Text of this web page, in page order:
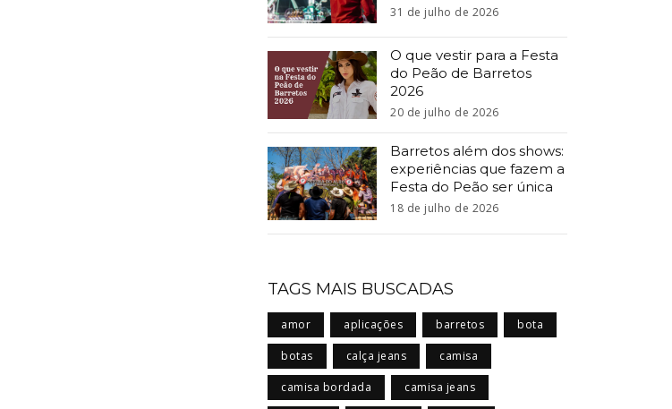
31 de julho de 2026
O que vestir para a Festa
do Peão de Barretos
2026
20 de julho de 2026
Barretos além dos shows:
experiências que fazem a
Festa do Peão ser única
18 de julho de 2026
TAGS MAIS BUSCADAS
amor aplicações barretos bota
botas calça jeans camisa
camisa bordada camisa jeans